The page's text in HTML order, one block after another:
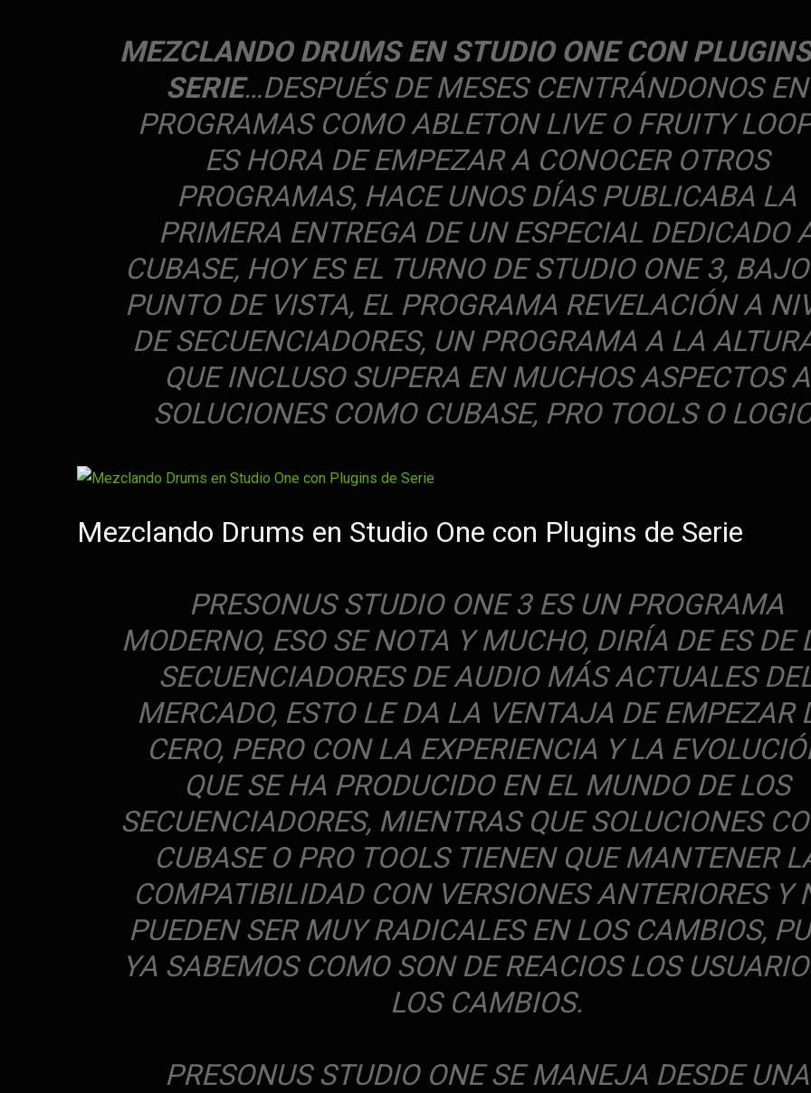
MEZCLANDO DRUMS EN STUDIO ONE CON
SERIE…DESPUÉS DE MESES CENTRÁNDONOS EN
PROGRAMAS COMO ABLETON LIVE O FRUITY
ES HORA DE EMPEZAR A CONOCER OTROS
PROGRAMAS, HACE UNOS DÍAS PUBLICABA LA
PRIMERA ENTREGA DE UN ESPECIAL DEDICADO
CUBASE, HOY ES EL TURNO DE STUDIO ONE 3,
PUNTO DE VISTA, EL PROGRAMA REVELACIÓN A
DE SECUENCIADORES, UN PROGRAMA A LA
QUE INCLUSO SUPERA EN MUCHOS ASPECTOS A
SOLUCIONES COMO CUBASE, PRO TOOLS O
Mezclando Drums en Studio One con Plugins de Serie
PRESONUS STUDIO ONE 3 ES UN PROGRAMA
MODERNO, ESO SE NOTA Y MUCHO, DIRÍA DE ES DE
SECUENCIADORES DE AUDIO MÁS ACTUALES
MERCADO, ESTO LE DA LA VENTAJA DE EMPEZAR
CERO, PERO CON LA EXPERIENCIA Y LA
QUE SE HA PRODUCIDO EN EL MUNDO DE LOS
SECUENCIADORES, MIENTRAS QUE SOLUCIONES
CUBASE O PRO TOOLS TIENEN QUE MANTENER
COMPATIBILIDAD CON VERSIONES ANTERIORES Y
PUEDEN SER MUY RADICALES EN LOS CAMBIOS,
YA SABEMOS COMO SON DE REACIOS LOS
LOS CAMBIOS.
PRESONUS STUDIO ONE SE MANEJA DESDE UNA